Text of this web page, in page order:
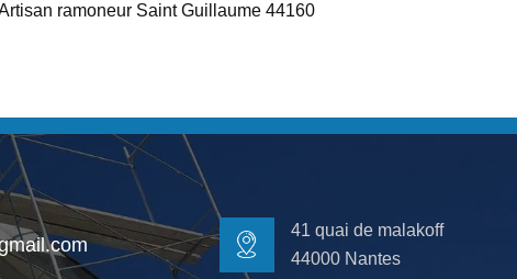
ramoneur Saint Guillaume 44160
41 quai de malakoff
44000 Nantes